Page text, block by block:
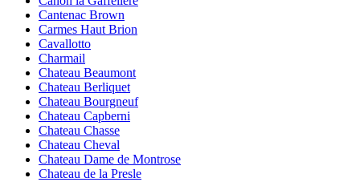
Cantenac Brown
Carmes Haut Brion
Cavallotto
Charmail
Chateau Beaumont
Chateau Berliquet
Chateau Bourgneuf
Chateau Capberni
Chateau Chasse
Chateau Cheval
Chateau Dame de Montrose
Chateau de la Presle